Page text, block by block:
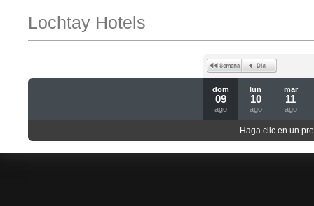
Lochtay Hotels
dom
09
ago
lun
10
ago
mar
11
ago
Haga clic en un